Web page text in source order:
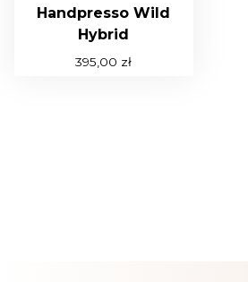
Handpresso Wild
Hybrid
395,00 zł